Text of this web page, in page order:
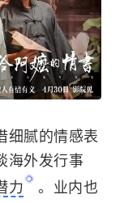
细腻的情感表
海外发行事
力
。业内也